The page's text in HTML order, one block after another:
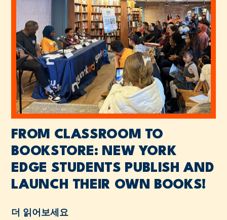
FROM CLASSROOM TO
BOOKSTORE: NEW YORK
EDGE STUDENTS PUBLISH AND
LAUNCH THEIR OWN BOOKS!
더 읽어보세요